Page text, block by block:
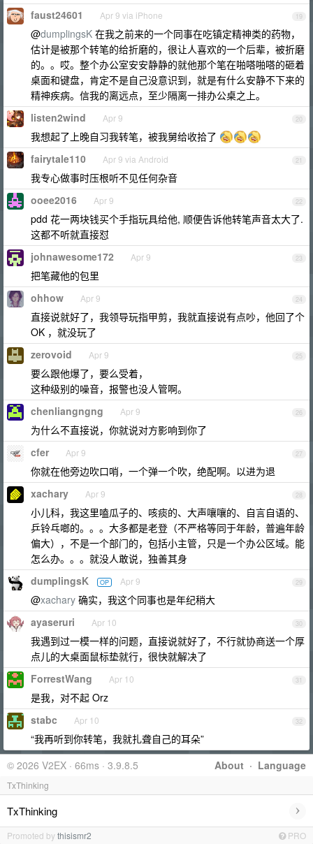
19
faust24601 Apr 9 via iPhone
@dumplingsK 在我之前来的一个同事在吃镇定精神类的药物，
估计是被那个转笔的给折磨的，很让人喜欢的一个后辈，被折磨
的。。哎。整个办公室安安静静的就他那个笔在啪嗒啪嗒的砸着
桌面和键盘，肯定不是自己没意识到，就是有什么安静不下来的
精神疾病。信我的离远点，至少隔离一排办公桌之上。
20
listen2wind Apr 9
我想起了上晚自习我转笔，被我舅给收拾了
21
fairytale110 Apr 9 via Android
我专心做事时压根听不见任何杂音
22
ooee2016 Apr 9
pdd 花一两块钱买个手指玩具给他, 顺便告诉他转笔声音太大了.
这都不听就直接怼
23
johnawesome172 Apr 9
把笔藏他的包里
24
ohhow Apr 9
直接说就好了，我领导玩指甲剪，我就直接说有点吵，他回了个
OK ，就没玩了
25
zerovoid Apr 9
要么跟他爆了，要么受着，
这种级别的噪音，报警也没人管啊。
26
chenliangngng Apr 9
为什么不直接说，你就说对方影响到你了
27
cfer Apr 9
你就在他旁边吹口哨，一个弹一个吹，绝配啊。以进为退
28
xachary Apr 9
小儿科，我这里嗑瓜子的、咳痰的、大声嚷嚷的、自言自语的、
乒铃乓啷的。。。大多都是老登（不严格等同于年龄，普遍年龄
偏大），不是一个部门的，包括小主管，只是一个办公区域。能
怎么办。。。就没人敢说，独善其身
29
dumplingsK OP Apr 9
@xachary 确实，我这个同事也是年纪稍大
30
ayaseruri Apr 10
我遇到过一模一样的问题，直接说就好了，不行就协商送一个厚
点儿的大桌面鼠标垫就行，很快就解决了
31
ForrestWang Apr 10
是我，对不起 Orz
32
stabc Apr 10
“我再听到你转笔，我就扎聋自己的耳朵”
About · Language
© 2026 V2EX · 66ms · 3.9.8.5
TxThinking
TxThinking ›
Promoted bythisismr2 PRO